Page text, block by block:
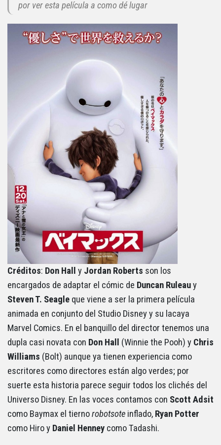
por ver esta película a como dé lugar
Créditos: Don Hall y Jordan Roberts son los
encargados de adaptar el cómic de Duncan Ruleauy
Steven T. Seagle que viene a ser la primera película
animada en conjunto del Studio Disney y su lacaya
Marvel Comics. En el banquillo del director tenemos una
dupla casi novata con Don Hall (Winnie the Pooh) y Chris
Williams (Bolt) aunque ya tienen experiencia como
escritores como directores están algo verdes; por
suerte esta historia parece seguir todos los clichés del
Universo Disney. En las voces contamos con Scott Adsit
como Baymax el tiernorobotsote inflado, Ryan Potter
como Hiro y Daniel Henney como Tadashi.